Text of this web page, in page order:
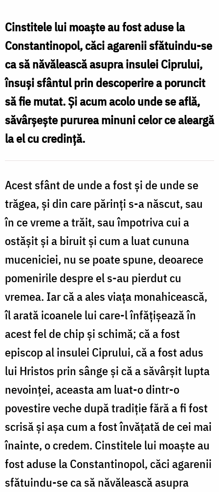
Mucenic
Terapont,
Episcopul
Ciprului
Cinstitele lui moaște au fost aduse la
Constantinopol, căci agarenii sfătuindu-se
ca să năvălească asupra insulei Ciprului,
însuși sfântul prin descoperire a poruncit
să fie mutat. Și acum acolo unde se află,
săvârșește pururea minuni celor ce aleargă
la el cu credință.
Acest sfânt de unde a fost și de unde se
trăgea, și din care părinți s-a născut, sau
în ce vreme a trăit, sau împotriva cui a
ostășit și a biruit și cum a luat cununa
muceniciei, nu se poate spune, deoarece
pomenirile despre el s-au pierdut cu
vremea. Iar că a ales viața monahicească,
îl arată icoanele lui care-l înfățișează în
acest fel de chip și schimă; că a fost
episcop al insulei Ciprului, că a fost adus
lui Hristos prin sânge și că a săvârșit lupta
nevoinței, aceasta am luat-o dintr-o
povestire veche după tradiție fără a fi fost
scrisă și așa cum a fost învățată de cei mai
înainte, o credem. Cinstitele lui moaște au
fost aduse la Constantinopol, căci agarenii
sfătuindu-se ca să năvălească asupra